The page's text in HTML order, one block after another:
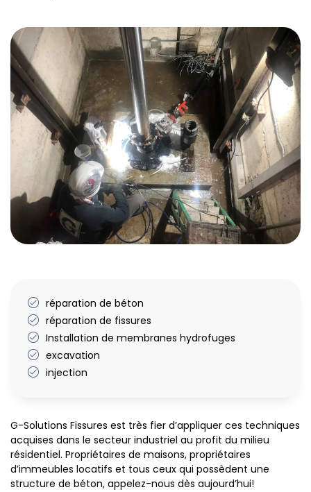
réparation de béton
réparation de fissures
Installation de membranes hydrofuges
excavation
injection
G-Solutions Fissures est très fier d’appliquer ces techniques
acquises dans le secteur industriel au profit du milieu
résidentiel. Propriétaires de maisons, propriétaires
d’immeubles locatifs et tous ceux qui possèdent une
structure de béton, appelez-nous dès aujourd’hui!